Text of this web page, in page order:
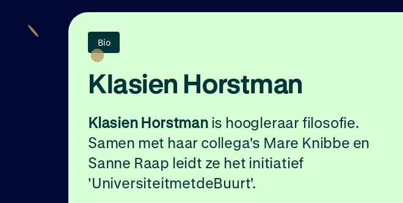
Bio
Klasien Horstman
Klasien Horstmanis hoogleraar filosofie.
Samen met haar collega's Mare Knibbe en
Sanne Raap leidt ze het initiatief
'UniversiteitmetdeBuurt'.